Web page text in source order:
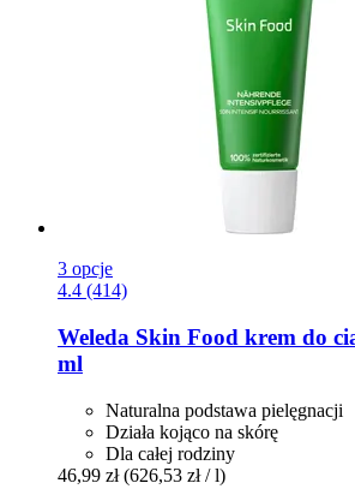
3 opcje
4.4 (414)
Weleda Skin Food krem do
ml
Naturalna podstawa pielęgnacji
Działa kojąco na skórę
Dla całej rodziny
46,99 zł (626,53 zł / l)